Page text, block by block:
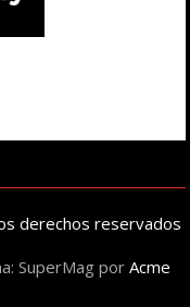
derechos reservados
SuperMag porAcme